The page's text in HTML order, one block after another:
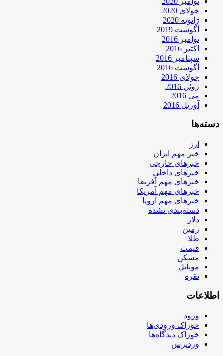
جولای 2020
ژانویه 2020
آگوست 2019
نوامبر 2016
اکتبر 2016
سپتامبر 2016
آگوست 2016
جولای 2016
ژوئن 2016
می 2016
آوریل 2016
دسته‌ها
ارز
خبر مهم ایران
خبرهای خارجی
خبرهای داخلی
خبرهای مهم آفریقا
خبرهای مهم آمریکا
خبرهای مهم اروپا
دسته‌بندی نشده
دلار
زمین
طلا
قیمت
مسکن
موبایل
نقره
اطلاعات
ورود
خوراک ورودی‌ها
خوراک دیدگاه‌ها
وردپرس